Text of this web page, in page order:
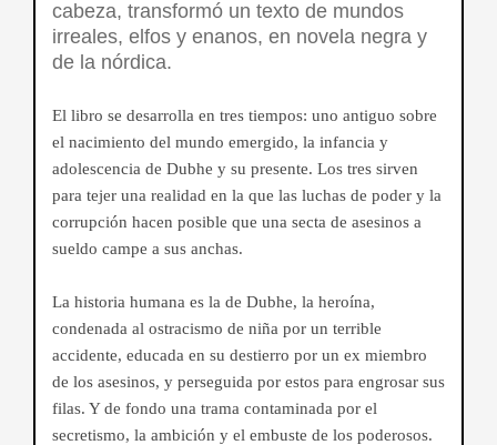
cabeza, transformó un texto de mundos
irreales, elfos y enanos, en novela negra y
de la nórdica.
El libro se desarrolla en tres tiempos: uno antiguo sobre
el nacimiento del mundo emergido, la infancia y
adolescencia de Dubhe y su presente. Los tres sirven
para tejer una realidad en la que las luchas de poder y la
corrupción hacen posible que una secta de asesinos a
sueldo campe a sus anchas.
La historia humana es la de Dubhe, la heroína,
condenada al ostracismo de niña por un terrible
accidente, educada en su destierro por un ex miembro
de los asesinos, y perseguida por estos para engrosar sus
filas. Y de fondo una trama contaminada por el
secretismo, la ambición y el embuste de los poderosos.